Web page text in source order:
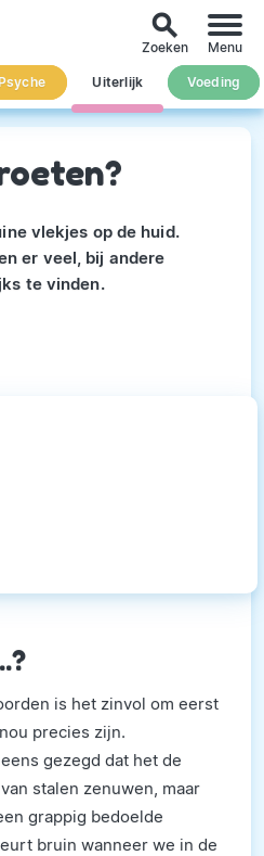
Uiterlijk Voeding
search
Zoeken Menu
vlekjes op de huid.
er veel, bij andere
te vinden.
is het zinvol om eerst
precies zijn.
gezegd dat het de
stalen zenuwen, maar
grappig bedoelde
bruin wanneer we in de